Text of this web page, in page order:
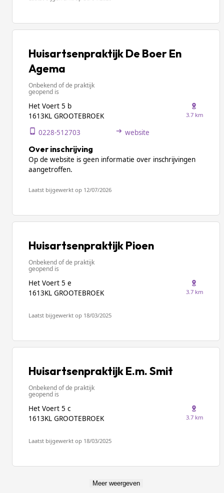
Huisartsenpraktijk De Boer En
Agema
Onbekend of de praktijk
geopend is
Het Voert 5 b
1613KL GROOTEBROEK
3.7 km
0228-512703 website
Over inschrijving
Op de website is geen informatie over inschrijvingen
aangetroffen.
Laatst bijgewerkt op 12/07/2026
Huisartsenpraktijk Pioen
Onbekend of de praktijk
geopend is
Het Voert 5 e
1613KL GROOTEBROEK
3.7 km
Laatst bijgewerkt op 18/03/2025
Huisartsenpraktijk E.m. Smit
Onbekend of de praktijk
geopend is
Het Voert 5 c
1613KL GROOTEBROEK
3.7 km
Laatst bijgewerkt op 18/03/2025
Meer weergeven